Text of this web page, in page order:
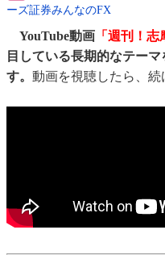
ーズ証券みんなのFX
YouTube動画 「週刊！志
目している長期的なテー
す。 動画を視聴したら、続